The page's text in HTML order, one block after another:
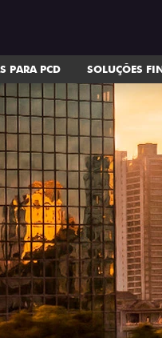
PARA PCD SOLUÇÕES